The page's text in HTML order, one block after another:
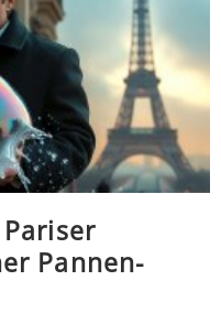
Pannen-